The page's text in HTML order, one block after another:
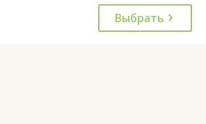
Выбрать